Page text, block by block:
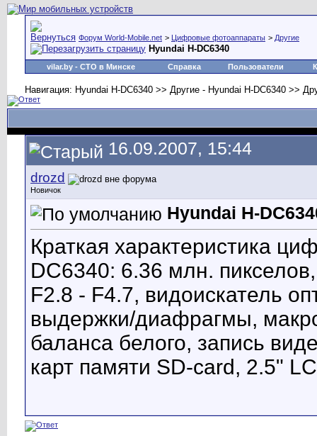
Форум World-Mobile.net > Цифровые фотоаппараты > Другие
Hyundai H-DC6340
vilar.by - СТО в Минске Справка Пользователи
Навигация: Hyundai H-DC6340 >> Другие - Hyundai H-DC6340 >>
16.09.2007, 15:44
drozd
Новичок
Hyundai H-
Краткая характеристика
DC6340: 6.36 млн.
F2.8 - F4.7, видоискатель
выдержки/диафрагмы,
баланса белого, запись
карт памяти SD-card, 2.5"